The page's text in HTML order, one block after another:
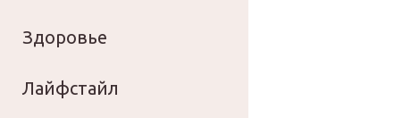
Здоровье
Лайфстайл